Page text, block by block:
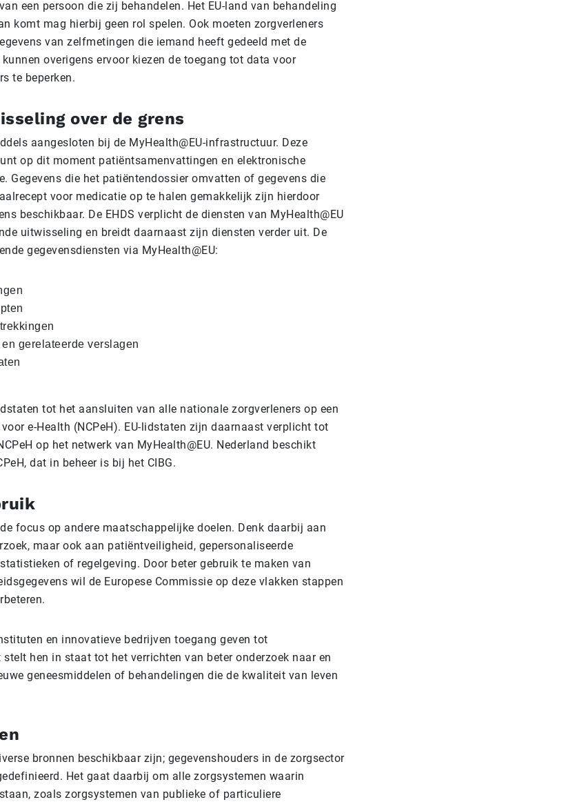
een persoon die zij behandelen. Het EU-land van behandeling
komt mag hierbij geen rol spelen. Ook moeten zorgverleners
van zelfmetingen die iemand heeft gedeeld met de
overigens ervoor kiezen de toegang tot data voor
te beperken.
over de grens
aangesloten bij de MyHealth@EU-infrastructuur. Deze
op dit moment patiëntsamenvattingen en elektronische
Gegevens die het patiëntendossier omvatten of gegevens die
voor medicatie op te halen gemakkelijk zijn hierdoor
beschikbaar. De EHDS verplicht de diensten van MyHealth@EU
uitwisseling en breidt daarnaast zijn diensten verder uit. De
gegevensdiensten via MyHealth@EU:
gerelateerde verslagen
tot het aansluiten van alle nationale zorgverleners op een
e-Health (NCPeH). EU-lidstaten zijn daarnaast verplicht tot
op het netwerk van MyHealth@EU. Nederland beschikt
dat in beheer is bij het CIBG.
focus op andere maatschappelijke doelen. Denk daarbij aan
maar ook aan patiëntveiligheid, gepersonaliseerde
of regelgeving. Door beter gebruik te maken van
wil de Europese Commissie op deze vlakken stappen
en innovatieve bedrijven toegang geven tot
hen in staat tot het verrichten van beter onderzoek naar en
geneesmiddelen of behandelingen die de kwaliteit van leven
bronnen beschikbaar zijn; gegevenshouders in de zorgsector
Het gaat daarbij om alle zorgsystemen waarin
zoals zorgsystemen van publieke of particuliere